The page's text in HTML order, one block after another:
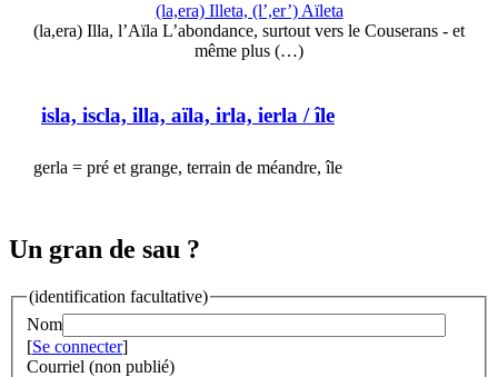
(la,era) Illeta, (l’,er’) Aïleta
(la,era) Illa, l’Aïla L’abondance, surtout vers le Couserans - et
même plus (…)
isla, iscla, illa, aïla, irla, ierla / île
gerla = pré et grange, terrain de méandre, île
Un gran de sau ?
(identification facultative)
Nom
[Se connecter]
Courriel (non publié)